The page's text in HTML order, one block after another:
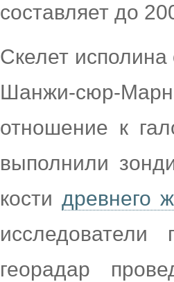
составляет до
Скелет
Шанжи-сюр-
отношение к
выполнили
кости древнего
георадар